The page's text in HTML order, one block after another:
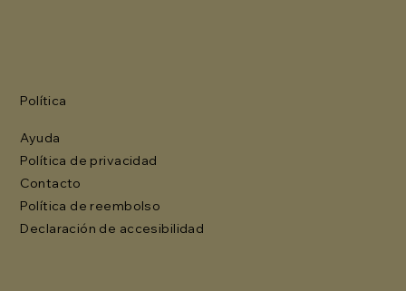
Política
Ayuda
Política de privacidad
Contacto
Política de reembolso
Declaración de accesibilidad